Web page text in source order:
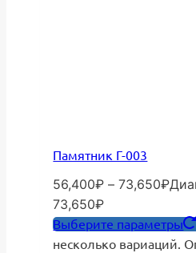
Памятник Г-003
56,400₽ – 73,650₽
73,650₽
Выберите параметры
несколько вариаций.